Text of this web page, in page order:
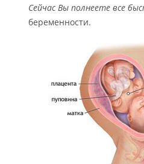
Сейчас Вы полнеете все
беременности.